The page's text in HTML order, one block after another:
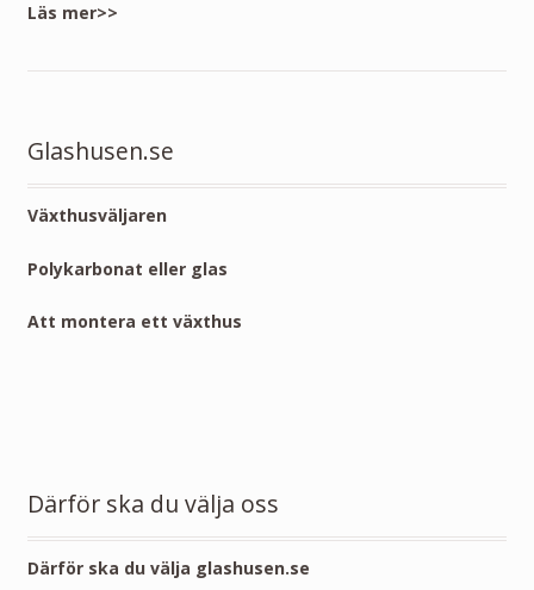
Läs mer>>
Glashusen.se
Växthusväljaren
Polykarbonat eller glas
Att montera ett växthus
Därför ska du välja oss
Därför ska du välja glashusen.se